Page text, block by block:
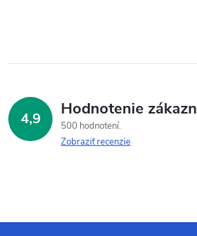
4,9 Hodnotenie
500 hodnotení
Zobraziť recenzie